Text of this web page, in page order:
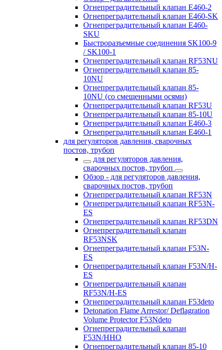
Огнепреградительный клапан E460-2
Огнепреградительный клапан E460-SK
Огнепреградительный клапан E460-
SKU
Быстроразъемные соединения SK100-9
/ SK100-1
Огнепреградительный клапан RF53NU
Огнепреградительный клапан 85-
10NU
Огнепреградительный клапан 85-
10NU (со смещенными осями)
Огнепреградительный клапан RF53U
Огнепреградительный клапан 85-10U
Огнепреградительный клапан E460-3
Огнепреградительный клапан E460-1
для регуляторов давления, сварочных
постов, трубоп
для регуляторов давления,
сварочных постов, трубоп
Обзор - для регуляторов давления,
сварочных постов, трубоп
Огнепреградительный клапан RF53N
Огнепреградительный клапан RF53N-
ES
Огнепреградительный клапан RF53DN
Огнепреградительный клапан
RF53NSK
Огнепреградительный клапан F53N-
ES
Огнепреградительный клапан F53N/H-
ES
Огнепреградительный клапан
RF53N/H-ES
Огнепреградительный клапан F53deto
Detonation Flame Arrestor/ Deflagration
Volume Protector F53Ndeto
Огнепреградительный клапан
F53N/HHO
Огнепреградительный клапан 85-10